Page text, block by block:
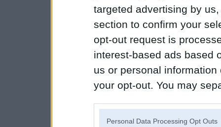
targeted advertising by
section to confirm your
opt-out request is
interest-based ads based
us or personal
your opt-out. You may
Personal Data Processing Opt Outs